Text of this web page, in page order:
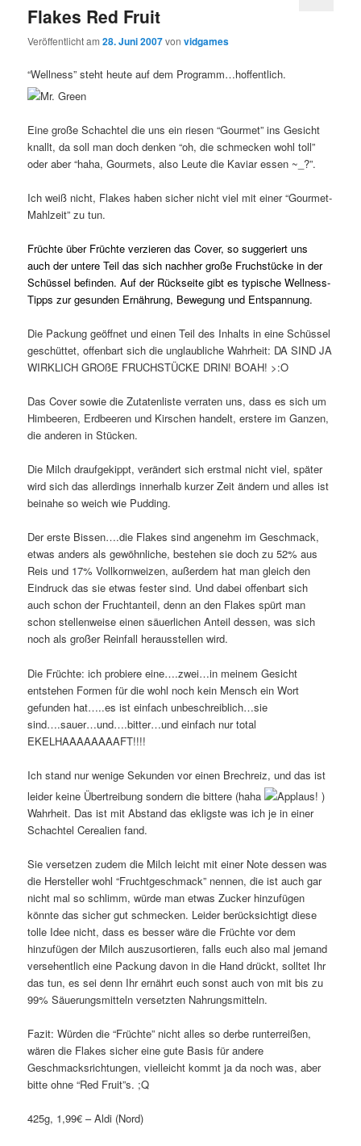
Flakes Red Fruit
Veröffentlicht am28. Juni 2007vonvidgames
“Wellness” steht heute auf dem Programm…hoffentlich.
Eine große Schachtel die uns ein riesen “Gourmet” ins Gesicht
knallt, da soll man doch denken “oh, die schmecken wohl toll”
oder aber “haha, Gourmets, also Leute die Kaviar essen ~_?”.
Ich weiß nicht, Flakes haben sicher nicht viel mit einer “Gourmet-
Mahlzeit” zu tun.
Früchte über Früchte verzieren das Cover, so suggeriert uns
auch der untere Teil das sich nachher große Fruchstücke in der
Schüssel befinden. Auf der Rückseite gibt es typische Wellness-
Tipps zur gesunden Ernährung, Bewegung und Entspannung.
Die Packung geöffnet und einen Teil des Inhalts in eine Schüssel
geschüttet, offenbart sich die unglaubliche Wahrheit: DA SIND JA
WIRKLICH GROßE FRUCHSTÜCKE DRIN! BOAH! >:O
Das Cover sowie die Zutatenliste verraten uns, dass es sich um
Himbeeren, Erdbeeren und Kirschen handelt, erstere im Ganzen,
die anderen in Stücken.
Die Milch draufgekippt, verändert sich erstmal nicht viel, später
wird sich das allerdings innerhalb kurzer Zeit ändern und alles ist
beinahe so weich wie Pudding.
Der erste Bissen….die Flakes sind angenehm im Geschmack,
etwas anders als gewöhnliche, bestehen sie doch zu 52% aus
Reis und 17% Vollkornweizen, außerdem hat man gleich den
Eindruck das sie etwas fester sind. Und dabei offenbart sich
auch schon der Fruchtanteil, denn an den Flakes spürt man
schon stellenweise einen säuerlichen Anteil dessen, was sich
noch als großer Reinfall herausstellen wird.
Die Früchte: ich probiere eine….zwei…in meinem Gesicht
entstehen Formen für die wohl noch kein Mensch ein Wort
gefunden hat…..es ist einfach unbeschreiblich…sie
sind….sauer…und….bitter…und einfach nur total
EKELHAAAAAAAAFT!!!!
Ich stand nur wenige Sekunden vor einen Brechreiz, und das ist
leider keine Übertreibung sondern die bittere (haha
)
Wahrheit. Das ist mit Abstand das ekligste was ich je in einer
Schachtel Cerealien fand.
Sie versetzen zudem die Milch leicht mit einer Note dessen was
die Hersteller wohl “Fruchtgeschmack” nennen, die ist auch gar
nicht mal so schlimm, würde man etwas Zucker hinzufügen
könnte das sicher gut schmecken. Leider berücksichtigt diese
tolle Idee nicht, dass es besser wäre die Früchte vor dem
hinzufügen der Milch auszusortieren, falls euch also mal jemand
versehentlich eine Packung davon in die Hand drückt, solltet Ihr
das tun, es sei denn Ihr ernährt euch sonst auch von mit bis zu
99% Säuerungsmitteln versetzten Nahrungsmitteln.
Fazit: Würden die “Früchte” nicht alles so derbe runterreißen,
wären die Flakes sicher eine gute Basis für andere
Geschmacksrichtungen, vielleicht kommt ja da noch was, aber
bitte ohne “Red Fruit”s. ;Q
425g, 1,99€ – Aldi (Nord)